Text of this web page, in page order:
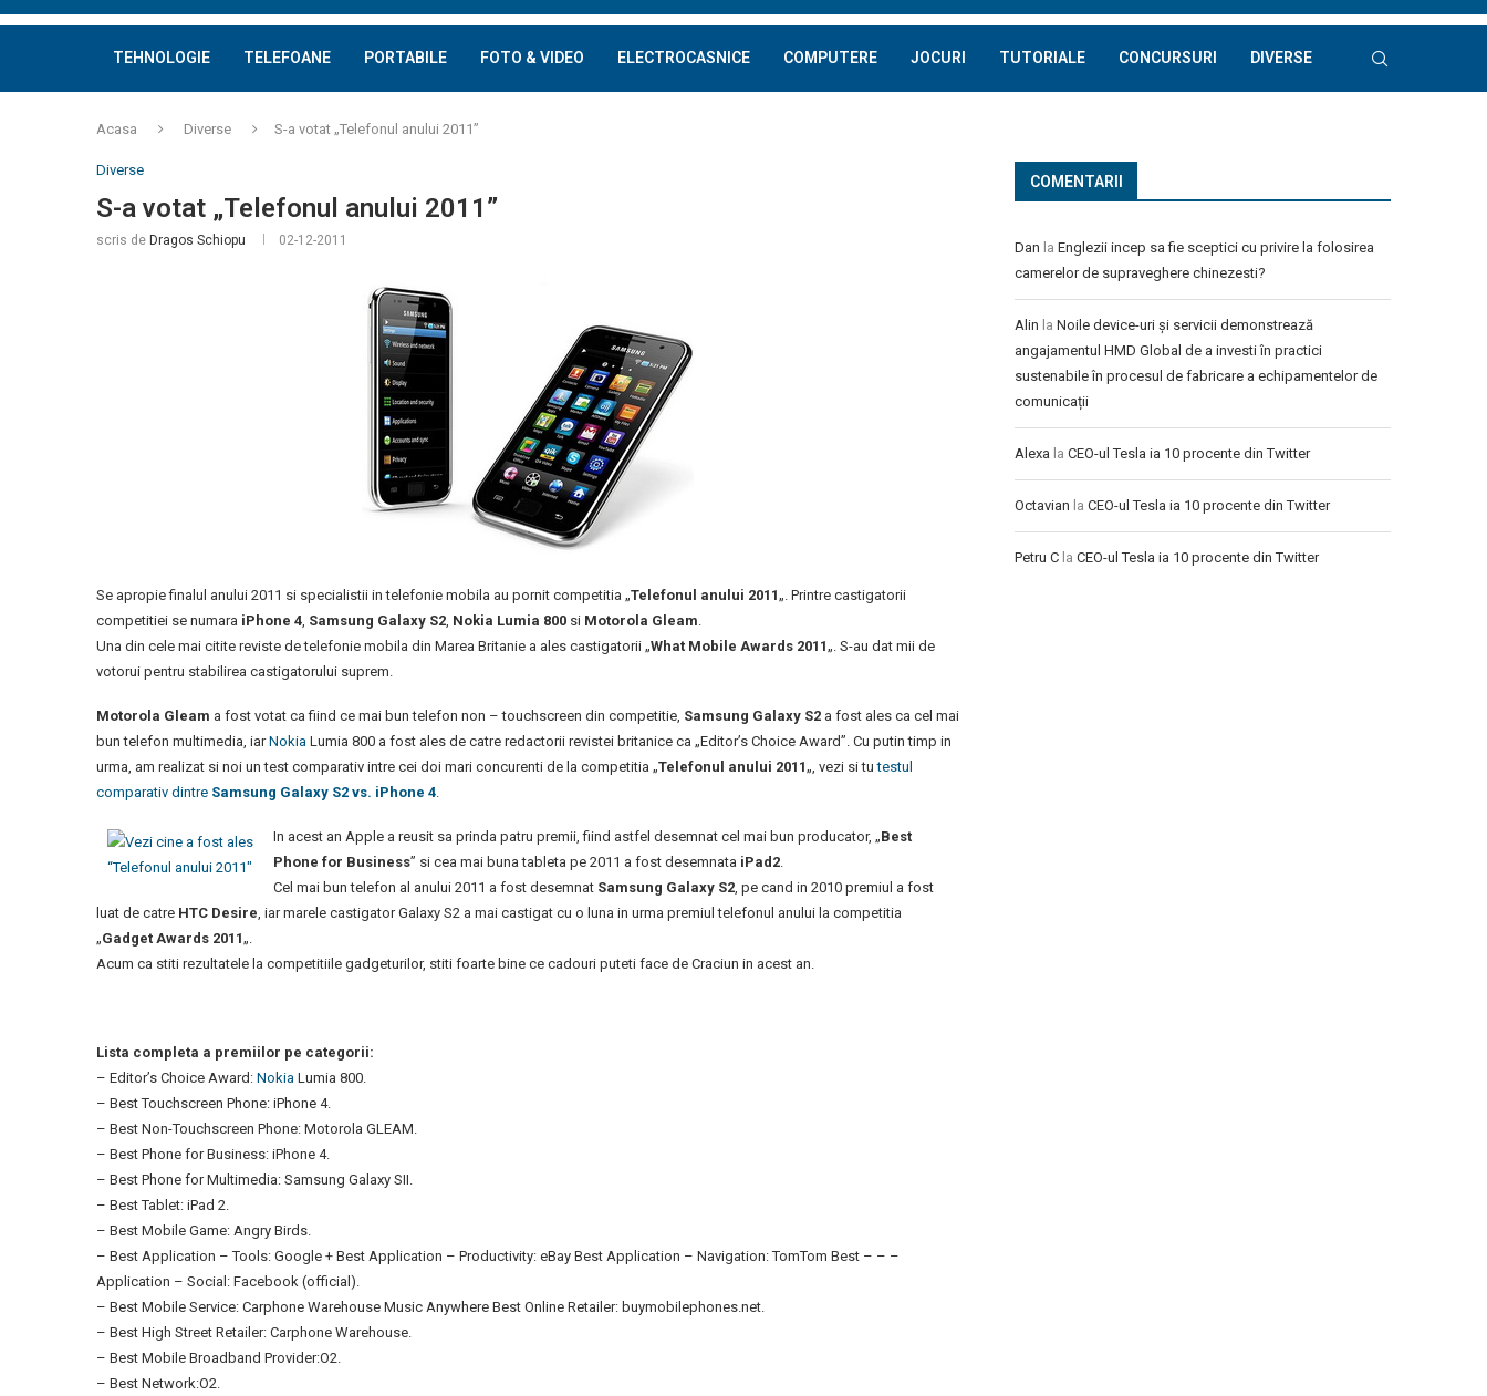
TEHNOLOGIE TELEFOANE PORTABILE FOTO & VIDEO ELECTROCASNICE COMPUTERE JOCURI TUTORIALE CONCURSURI DIVERSE
Acasa Diverse S-a votat „Telefonul anului 2011”
Diverse
S-a votat „Telefonul anului 2011”
scris de Dragos Schiopu 02-12-2011
Se apropie finalul anului 2011 si specialistii in telefonie mobila au pornit competitia „Telefonul anului 2011„. Printre castigatorii
competitiei se numara iPhone 4, Samsung Galaxy S2, Nokia Lumia 800 si Motorola Gleam.
Una din cele mai citite reviste de telefonie mobila din Marea Britanie a ales castigatorii „What Mobile Awards 2011„. S-au dat mii de
votorui pentru stabilirea castigatorului suprem.
Motorola Gleam a fost votat ca fiind ce mai bun telefon non – touchscreen din competitie, Samsung Galaxy S2 a fost ales ca cel mai
bun telefon multimedia, iarNokia Lumia 800 a fost ales de catre redactorii revistei britanice ca „Editor’s Choice Award”. Cu putin timp in
urma, am realizat si noi un test comparativ intre cei doi mari concurenti de la competitia „Telefonul anului 2011„, vezi si tutestul
comparativ dintre Samsung Galaxy S2 vs. iPhone 4.
In acest an Apple a reusit sa prinda patru premii, fiind astfel desemnat cel mai bun producator, „Best
Phone for Business” si cea mai buna tableta pe 2011 a fost desemnata iPad2.
Cel mai bun telefon al anului 2011 a fost desemnat Samsung Galaxy S2, pe cand in 2010 premiul a fost
luat de catre HTC Desire, iar marele castigator Galaxy S2 a mai castigat cu o luna in urma premiul telefonul anului la competitia
„Gadget Awards 2011„.
Acum ca stiti rezultatele la competitiile gadgeturilor, stiti foarte bine ce cadouri puteti face de Craciun in acest an.
Lista completa a premiilor pe categorii:
– Editor’s Choice Award: Nokia Lumia 800.
– Best Touchscreen Phone: iPhone 4.
– Best Non-Touchscreen Phone: Motorola GLEAM.
– Best Phone for Business: iPhone 4.
– Best Phone for Multimedia: Samsung Galaxy SII.
– Best Tablet: iPad 2.
– Best Mobile Game: Angry Birds.
– Best Application – Tools: Google + Best Application – Productivity: eBay Best Application – Navigation: TomTom Best – – –
Application – Social: Facebook (official).
– Best Mobile Service: Carphone Warehouse Music Anywhere Best Online Retailer: buymobilephones.net.
– Best High Street Retailer: Carphone Warehouse.
– Best Mobile Broadband Provider:O2.
– Best Network:O2.
COMENTARII
Dan la Englezii incep sa fie sceptici cu privire la folosirea
camerelor de supraveghere chinezesti?
Alin la Noile device-uri și servicii demonstrează
angajamentul HMD Global de a investi în practici
sustenabile în procesul de fabricare a echipamentelor de
comunicații
Alexa la CEO-ul Tesla ia 10 procente din Twitter
Octavian la CEO-ul Tesla ia 10 procente din Twitter
Petru C la CEO-ul Tesla ia 10 procente din Twitter